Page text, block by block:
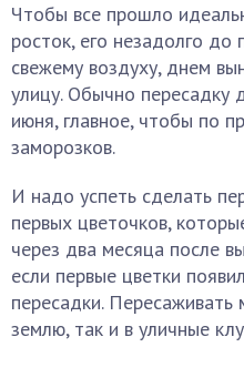
Чтобы все прошло
росток, его незадолго до
свежему воздуху, днем
улицу. Обычно пересадку
июня, главное, чтобы по
заморозков.
И надо успеть сделать
первых цветочков,
через два месяца после
если первые цветки
пересадки.
землю, так и в уличные